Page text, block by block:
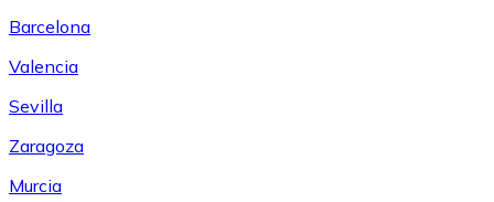
Barcelona
Valencia
Sevilla
Zaragoza
Murcia